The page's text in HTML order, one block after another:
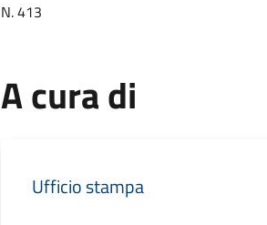
N. 413
A cura di
Ufficio stampa